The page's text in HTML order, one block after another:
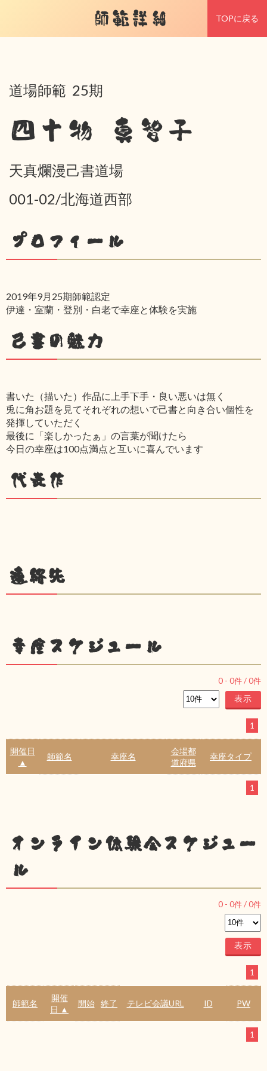
師範詳細 TOPに戻る
道場師範 25期
四十物 真智子
天真爛漫己書道場
001-02/北海道西部
プロフィール
2019年9月25期師範認定
伊達・室蘭・登別・白老で幸座と体験を実施
己書の魅力
書いた（描いた）作品に上手下手・良い悪いは無く
兎に角お題を見てそれぞれの想いで己書と向き合い個性を
発揮していただく
最後に「楽しかったぁ」の言葉が聞けたら
今日の幸座は100点満点と互いに喜んでいます
代表作
連絡先
幸座スケジュール
0 - 0件 /0件
1
開催日
▲
師範名 幸座名
会場都
道府県
幸座タイプ
1
オンライン体験会スケジュー
ル
0 - 0件 /0件
1
師範名
開催
日 ▲
開始 終了 テレビ会議URL ID PW
1